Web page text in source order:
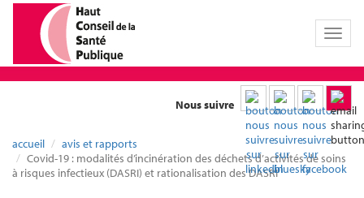
Toggle
Nous suivre
accueil
avis et rapports
Covid-19 : modalités d’incinération des déchets d’activités de soins
à risques infectieux (DASRI) et rationalisation des DASRI